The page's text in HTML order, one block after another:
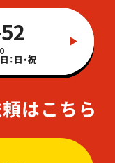
日・祝